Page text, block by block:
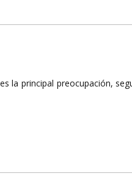
la principal preocupación,